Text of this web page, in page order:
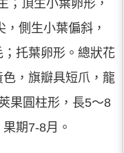
；頂生小葉卵形，
側生小葉偏斜，
托葉卵形。總狀花
，旗瓣具短爪，龍
果圓柱形，長5～8
期7-8月。